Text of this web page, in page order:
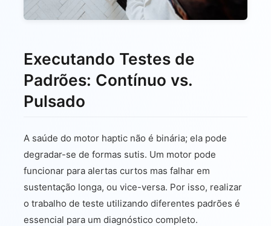
Executando Testes de
Padrões: Contínuo vs.
Pulsado
A saúde do motor haptic não é binária; ela pode
degradar-se de formas sutis. Um motor pode
funcionar para alertas curtos mas falhar em
sustentação longa, ou vice-versa. Por isso, realizar
o trabalho de teste utilizando diferentes padrões é
essencial para um diagnóstico completo.